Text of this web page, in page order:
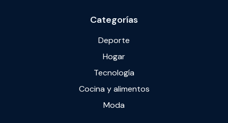
Categorías
Deporte
Hogar
Tecnología
Cocina y alimentos
Moda